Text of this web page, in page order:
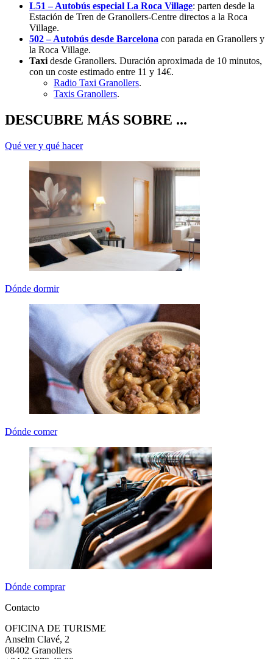
L51 – Autobús especial La Roca Village: parten desde la
Estación de Tren de Granollers-Centre directos a la Roca
Village.
502 – Autobús desde Barcelona con parada en Granollers y
la Roca Village.
Taxi desde Granollers. Duración aproximada de 10 minutos,
con un coste estimado entre 11 y 14€.
Radio Taxi Granollers.
Taxis Granollers.
DESCUBRE MÁS SOBRE ...
Qué ver y qué hacer
Dónde dormir
Dónde comer
Dónde comprar
Contacto
OFICINA DE TURISME
Anselm Clavé, 2
08402 Granollers